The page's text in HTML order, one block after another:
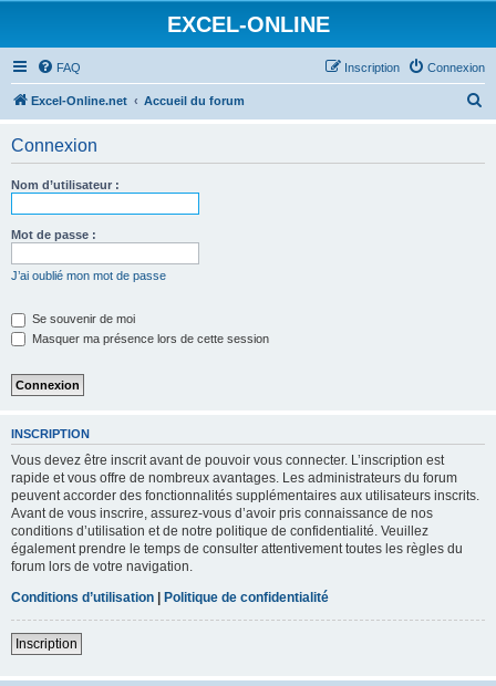
EXCEL-ONLINE
FAQ Connexion
Inscription
Excel-Online.net Accueil du forum
Connexion
Nom d’utilisateur :
Mot de passe :
J’ai oublié mon mot de passe
Se souvenir de moi
Masquer ma présence lors de cette session
INSCRIPTION
Vous devez être inscrit avant de pouvoir vous connecter. L’inscription est
rapide et vous offre de nombreux avantages. Les administrateurs du forum
peuvent accorder des fonctionnalités supplémentaires aux utilisateurs inscrits.
Avant de vous inscrire, assurez-vous d’avoir pris connaissance de nos
conditions d’utilisation et de notre politique de confidentialité. Veuillez
également prendre le temps de consulter attentivement toutes les règles du
forum lors de votre navigation.
Conditions d’utilisation | Politique de confidentialité
Inscription